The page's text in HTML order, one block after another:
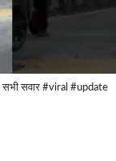
सभी सवार #viral #update